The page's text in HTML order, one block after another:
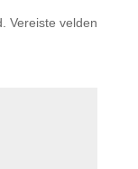
Vereiste velden